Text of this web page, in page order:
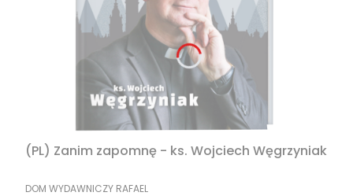
(PL) Zanim zapomnę - ks. Wojciech Węgrzyniak
PRODUCENT
DOM WYDAWNICZY RAFAEL